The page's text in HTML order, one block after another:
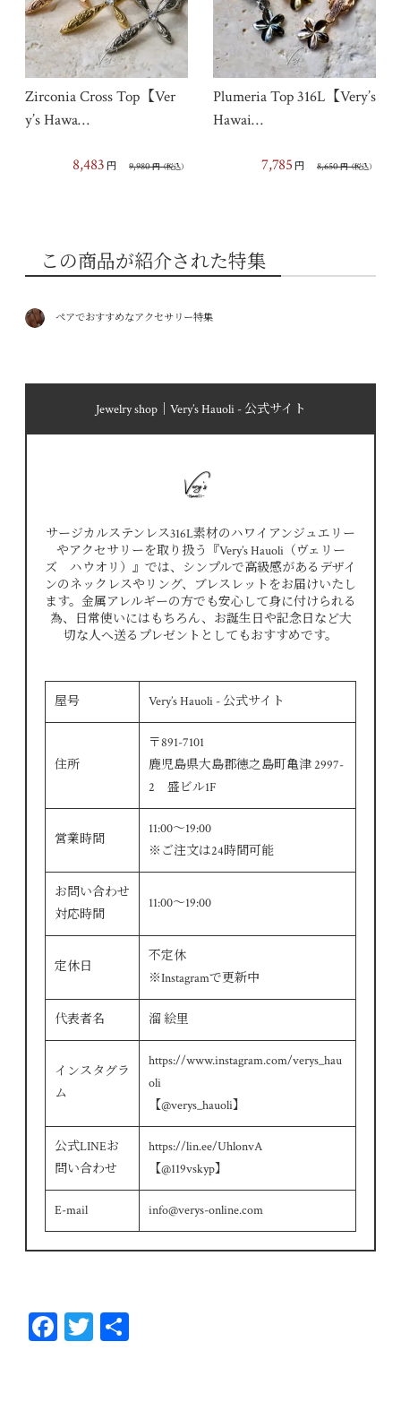
Zirconia Cross Top【Ver
y’s Hawa…
9,980円（税込）
8,483 円
Plumeria Top 316L【Very’s
Hawai…
8,650円（税込）
7,785 円
この商品が紹介された特集
ペアでおすすめなアクセサリー特集
Jewelry shop｜Very’s Hauoli - 公式サイト
サージカルステンレス316L素材のハワイアンジュエリー
やアクセサリーを取り扱う『Very’s Hauoli（ヴェリー
ズ ハウオリ）』では、シンプルで高級感があるデザイ
ンのネックレスやリング、ブレスレットをお届けいたし
ます。金属アレルギーの方でも安心して身に付けられる
為、日常使いにはもちろん、お誕生日や記念日など大
切な人へ送るプレゼントとしてもおすすめです。
屋号 Very’s Hauoli - 公式サイト
住所
〒891-7101
鹿児島県大島郡徳之島町亀津 2997-
2 盛ビル1F
営業時間
11:00～19:00
※ご注文は24時間可能
お問い合わせ
対応時間
11:00～19:00
定休日
不定休
※Instagramで更新中
代表者名 溜 絵里
インスタグラ
ム
https://www.instagram.com/verys_hau
oli
【@verys_hauoli】
公式LINEお
問い合わせ
https://lin.ee/UhlonvA
【@119vskyp】
E-mail info@verys-online.com
Fa T